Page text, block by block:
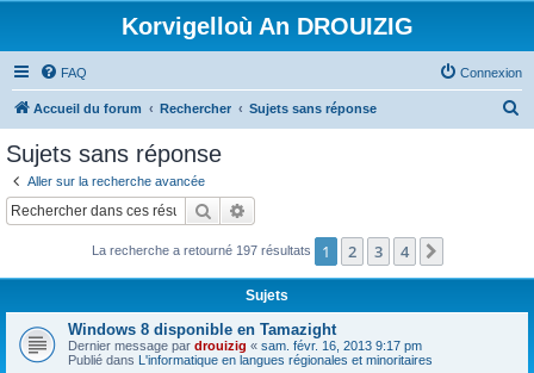
Korvigelloù An DROUIZIG
FAQ Connexion
Accueil du forum Rechercher Sujets sans réponse
c
Sujets sans réponse
Aller sur la recherche avancée
Rechercher
La recherche a retourné 197 résultats 1 2 3 4
Sujets
Windows 8 disponible en Tamazight
Dernier message par drouizig « sam. févr. 16, 2013 9:17 pm
Publié dans L'informatique en langues régionales et minoritaires